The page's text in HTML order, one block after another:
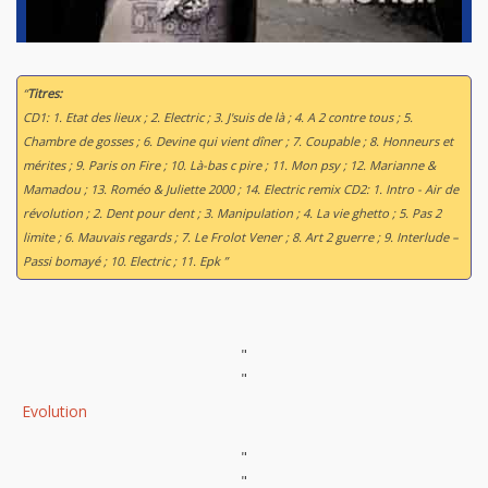
“Titres:
CD1: 1. Etat des lieux ; 2. Electric ; 3. J'suis de là ; 4. A 2 contre tous ; 5.
Chambre de gosses ; 6. Devine qui vient dîner ; 7. Coupable ; 8. Honneurs et
mérites ; 9. Paris on Fire ; 10. Là-bas c pire ; 11. Mon psy ; 12. Marianne &
Mamadou ; 13. Roméo & Juliette 2000 ; 14. Electric remix CD2: 1. Intro - Air de
révolution ; 2. Dent pour dent ; 3. Manipulation ; 4. La vie ghetto ; 5. Pas 2
limite ; 6. Mauvais regards ; 7. Le Frolot Vener ; 8. Art 2 guerre ; 9. Interlude –
Passi bomayé ; 10. Electric ; 11. Epk ”
"
"
Evolution
"
"